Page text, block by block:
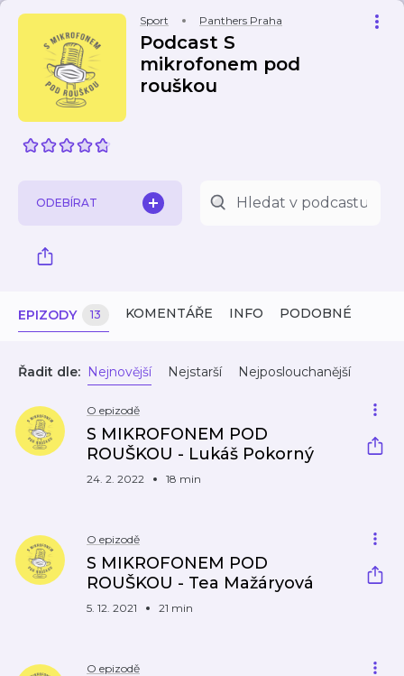
Sport Panthers Praha
Podcast S
mikrofonem pod
rouškou
ODEBÍRAT
EPIZODY 13 KOMENTÁŘE INFO PODOBNÉ
Řadit dle: Nejnovější Nejstarší Nejposlouchanější
O epizodě
S MIKROFONEM POD
ROUŠKOU - Lukáš Pokorný
24. 2. 2022 18 min
O epizodě
S MIKROFONEM POD
ROUŠKOU - Tea Mažáryová
5. 12. 2021 21 min
O epizodě